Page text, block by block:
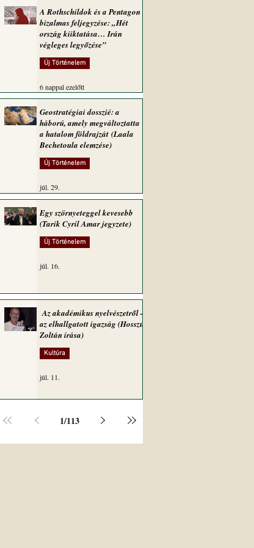
A Rothschildok és a Pentagon
bizalmas feljegyzése: „Hét
ország kiiktatása… Irán
végleges legyőzése”
Új Történelem
6 nappal ezelőtt
Geostratégiai dosszié: a
háború, amely megváltoztatta
a hatalom földrajzát (Laala
Bechetoula elemzése)
Új Történelem
júl. 29.
Egy szörnyeteggel kevesebb
(Tarik Cyril Amar jegyzete)
Új Történelem
júl. 16.
Az akadémikus nyelvészetről –
az elhallgatott igazság (Hosszú
Zoltán írása)
Kultúra
júl. 11.
1/113